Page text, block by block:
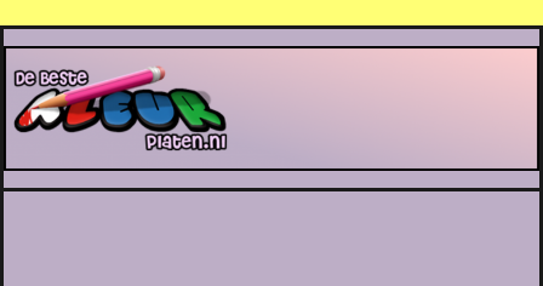
De Beste Kleurplaten